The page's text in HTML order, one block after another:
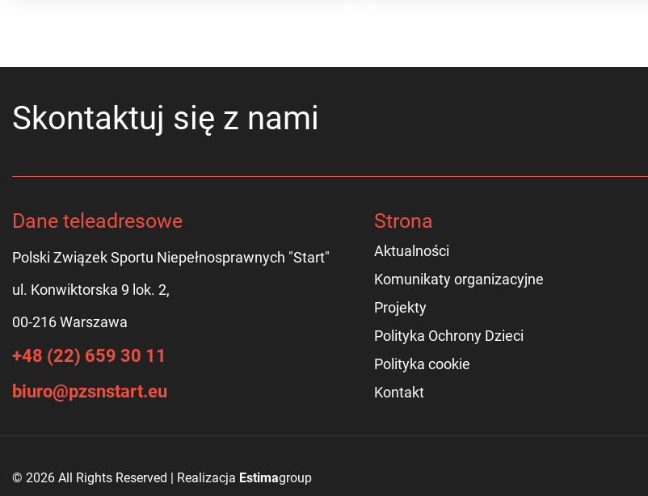
Skontaktuj się z nami
Dane teleadresowe
Polski Związek Sportu Niepełnosprawnych "Start"
ul. Konwiktorska 9 lok. 2,
00-216 Warszawa
+48 (22) 659 30 11
biuro@pzsnstart.eu
Strona
Aktualności
Komunikaty organizacyjne
Projekty
Polityka Ochrony Dzieci
Polityka cookie
Kontakt
© 2026 All Rights Reserved | Realizacja Estimagroup